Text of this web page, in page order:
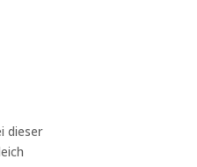
dieser